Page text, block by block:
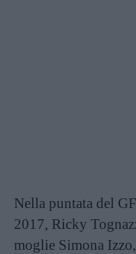
Nella puntata del
2017, Ricky
moglie Simona